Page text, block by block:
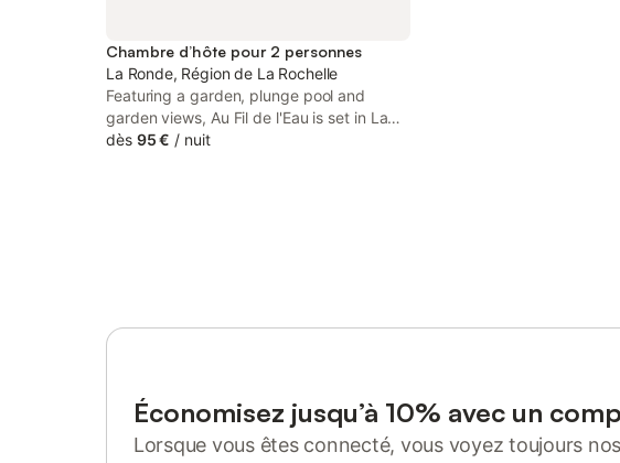
Chambre d’hôte pour 2 personnes
La Ronde, Région de La Rochelle
Featuring a garden, plunge pool and
garden views, Au Fil de l'Eau is set in La
Ronde. This property offers access to a
dès 95 € / nuit
Économisez jusqu’à 10% avec un
Lorsque vous êtes connecté, vous voyez toujours